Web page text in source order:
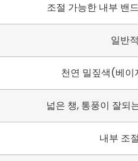
조절 가능한 내부 밴
일반
천연 밀짚색(베이
넓은 챙, 통풍이 잘되
내부 조